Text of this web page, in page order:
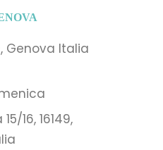
Genova Italia
16, 16149,